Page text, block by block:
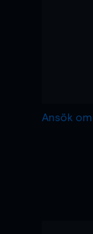
Ansök